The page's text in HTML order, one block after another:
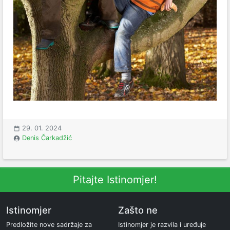
29. 01. 2024
Denis Čarkadžić
Pitajte Istinomjer!
Istinomjer
Predložite nove sadržaje za
Zašto ne
Istinomjer je razvila i uređuje